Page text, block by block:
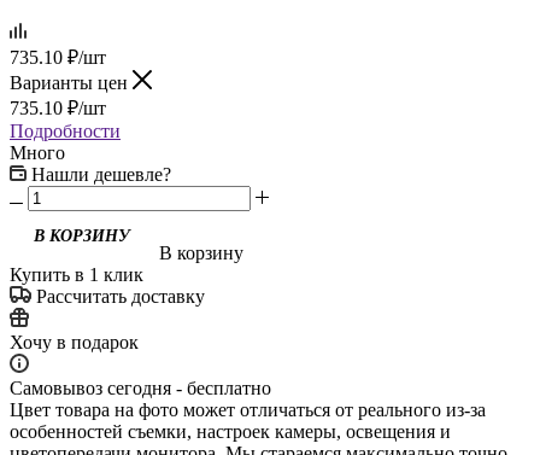
735.10 ₽/шт
Варианты цен
735.10 ₽/шт
Подробности
Много
Нашли дешевле?
В КОРЗИНУ
В корзину
Купить в 1 клик
Рассчитать доставку
Хочу в подарок
Самовывоз сегодня - бесплатно
Цвет товара на фото может отличаться от реального из-за
особенностей съемки, настроек камеры, освещения и